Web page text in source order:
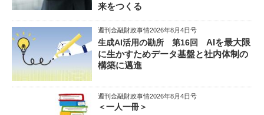
来をつくる
週刊金融財政事情2026年8月4日号
生成AI活用の勘所 第16回
AIを最大限
に生かすためデータ基盤と社内体制の
構築に邁進
週刊金融財政事情2026年8月4日号
＜一人一冊＞